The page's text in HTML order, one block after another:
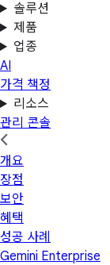
솔루션
제품
업종
AI
가격 책정
리소스
관리 콘솔
개요
장점
보안
혜택
성공 사례
Gemini Enterprise